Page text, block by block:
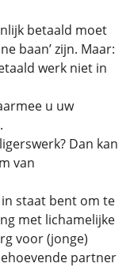
betaald moet
baan’ zijn. Maar:
werk niet in
u uw
Dan kan
van
staat bent om te
met lichamelijke
voor (jonge)
partner